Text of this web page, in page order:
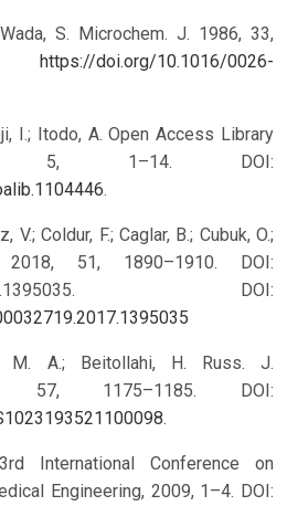
S. Microchem. J. 1986, 33,
https://doi.org/10.1016/0026-
I.; Itodo, A. Open Access Library
5, 1–14. DOI:
.
V.; Coldur, F.; Caglar, B.; Cubuk, O.;
51, 1890–1910. DOI:
DOI:
M. A.; Beitollahi, H. Russ. J.
57, 1175–1185. DOI:
.
International Conference on
Engineering, 2009, 1–4. DOI: